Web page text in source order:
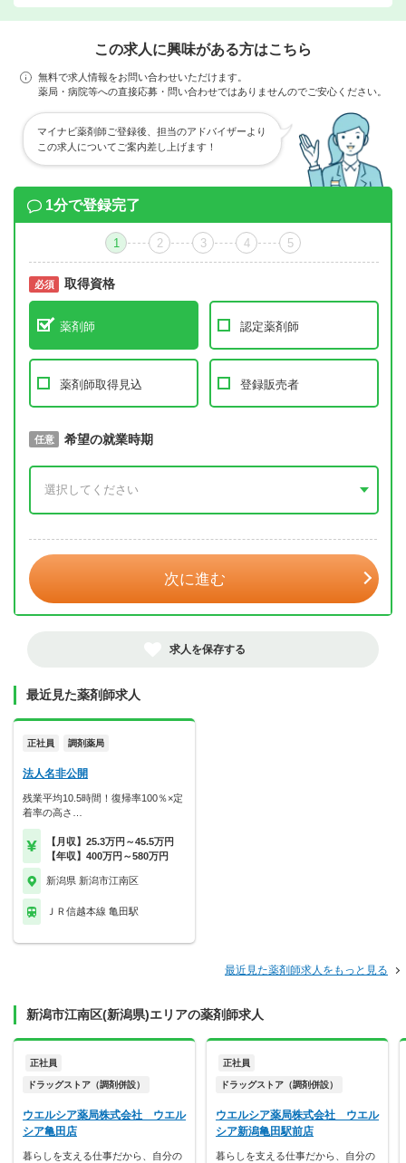
この求人に興味がある方はこちら
無料で求人情報をお問い合わせいただけます。
薬局・病院等への直接応募・問い合わせではありませんのでご安心ください。
マイナビ薬剤師ご登録後、担当のアドバイザーより
この求人についてご案内差し上げます！
1分で登録完了
1 2 3 4 5
必須 取得資格
薬剤師 認定薬剤師
薬剤師取得見込 登録販売者
必須 取得予定年
任意 希望の就業時期
次に進む
求人を保存する
最近見た薬剤師求人
正社員 調剤薬局
法人名非公開
残業平均10.5時間！復帰率100％×定
着率の高さ…
【月収】25.3万円～45.5万円
【年収】400万円～580万円
新潟県 新潟市江南区
ＪＲ信越本線 亀田駅
最近見た薬剤師求人をもっと見る
新潟市江南区(新潟県)エリアの薬剤師求人
正社員
ドラッグストア（調剤併設）
ウエルシア薬局株式会社 ウエル
シア亀田店
暮らしを支える仕事だから、自分の
正社員
ドラッグストア（調剤併設）
ウエルシア薬局株式会社 ウエル
シア新潟亀田駅前店
暮らしを支える仕事だから、自分の